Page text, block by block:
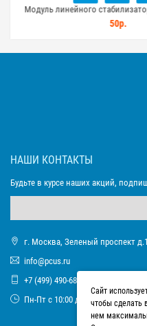
Модуль
НАШИ КОНТАКТЫ
Будьте в курсе наших акций,
г. Москва, Зеленый проспект
info@pcus.ru
+7 (499) 490-68-93
Пн-Пт с 10:00 до 17:00
Сайт
чтобы сделать
нем